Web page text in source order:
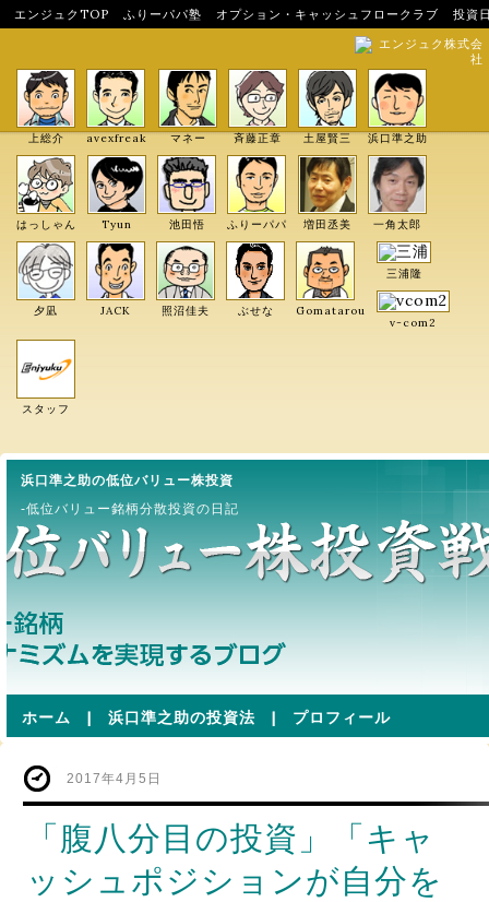
エンジュクTOP ふりーパパ塾 オプション・キャッシュフロークラブ
投資
エンジュク株式会
社
上総介 avexfreak マネー 斉藤正章 土屋賢三 浜口準之助
はっしゃん Tyun 池田悟 ふりーパパ 増田丞美 一角太郎
夕凪 JACK 照沼佳夫 ぶせな Gomatarou
三浦隆
v-com2
スタッフ
浜口準之助の低位バリュー株投資
-低位バリュー銘柄分散投資の日記
ホーム | 浜口準之助の投資法 | プロフィール
2017年4月5日
「腹八分目の投資」「キャ
ッシュポジションが自分を